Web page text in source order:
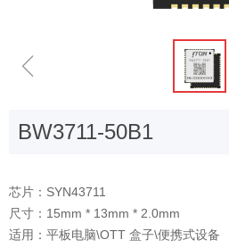
ꁆ
芯片：SYN43711
尺寸：15mm * 13mm * 2.0mm
适用：平板电脑\OTT 盒子\便携式设备
BW3711-50B1